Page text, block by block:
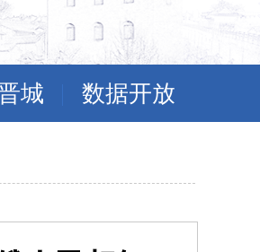
城 数据开放